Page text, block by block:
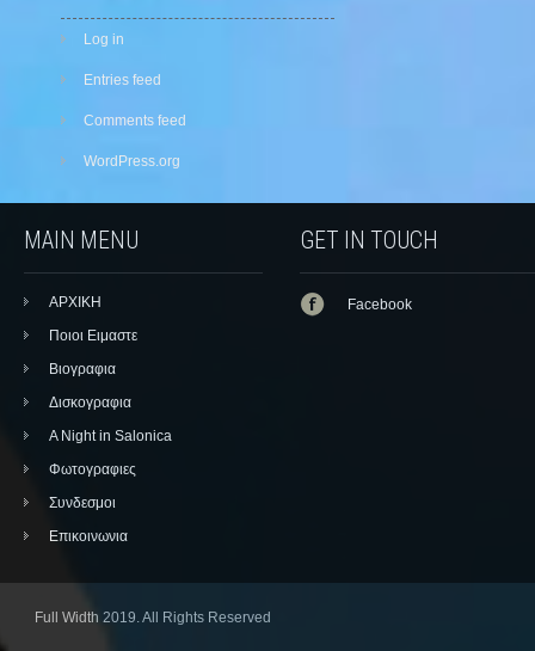
Log in
Entries feed
Comments feed
WordPress.org
MAIN MENU
ΑΡΧΙΚΗ
Ποιοι Ειμαστε
Βιογραφια
Δισκογραφια
A Night in Salonica
Φωτογραφιες
Συνδεσμοι
Επικοινωνια
GET IN TOUCH
Facebook
Full Width 2019. All Rights Reserved